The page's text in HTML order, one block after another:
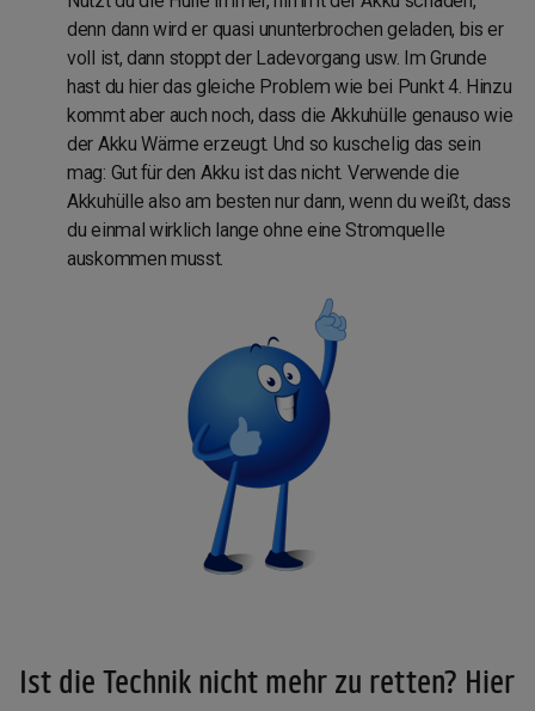
denn dann wird er quasi ununterbrochen geladen, bis er
voll ist, dann stoppt der Ladevorgang usw. Im Grunde
hast du hier das gleiche Problem wie bei Punkt 4. Hinzu
kommt aber auch noch, dass die Akkuhülle genauso wie
der Akku Wärme erzeugt. Und so kuschelig das sein
mag: Gut für den Akku ist das nicht. Verwende die
Akkuhülle also am besten nur dann, wenn du weißt, dass
du einmal wirklich lange ohne eine Stromquelle
auskommen musst.
Ist die Technik nicht mehr zu retten? Hier